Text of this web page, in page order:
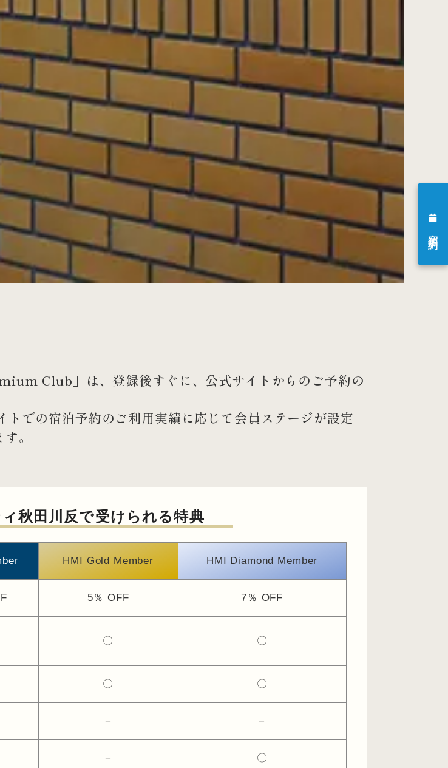
Club」は、登録後すぐに、公式サイトからのご予約の
での宿泊予約のご利用実績に応じて会員ステージが設定
。
秋田川反で受けられる特典
HMI Gold Member HMI Diamond Member
5％OFF 7％ OFF
〇 〇
〇 〇
− −
− 〇